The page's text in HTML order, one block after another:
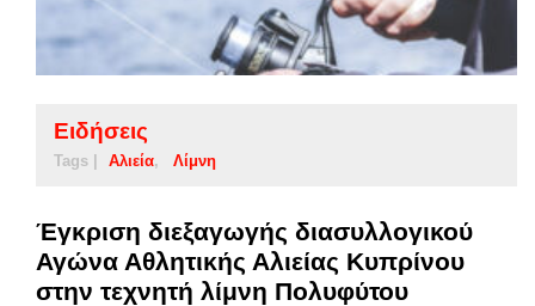
Ειδήσεις
Tags | Αλιεία Λίμνη
Έγκριση διεξαγωγής διασυλλογικού
Αγώνα Αθλητικής Αλιείας Κυπρίνου
στην τεχνητή λίμνη Πολυφύτου